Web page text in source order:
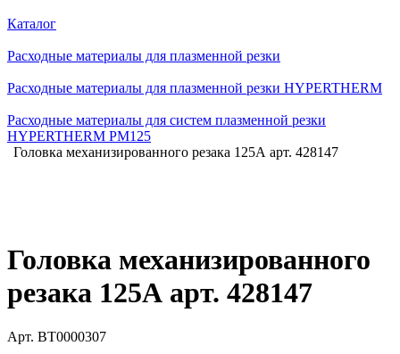
Каталог
Расходные материалы для плазменной резки
Расходные материалы для плазменной резки HYPERTHERM
Расходные материалы для систем плазменной резки
HYPERTHERM PM125
Головка механизированного резака 125А арт. 428147
Головка механизированного
резака 125А арт. 428147
Арт. BT0000307